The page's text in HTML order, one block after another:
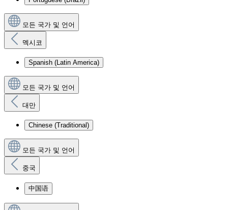
모든 국가 및 언어
멕시코
Spanish (Latin America)
모든 국가 및 언어
대만
Chinese (Traditional)
모든 국가 및 언어
중국
中国语